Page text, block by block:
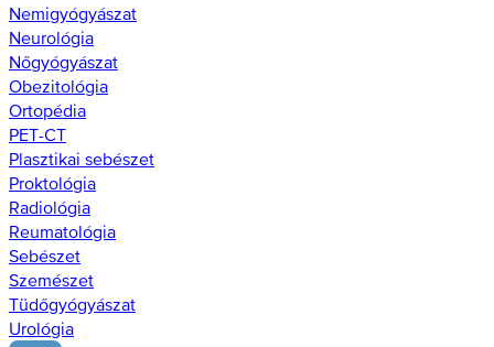
Nemigyógyászat
Neurológia
Nőgyógyászat
Obezitológia
Ortopédia
PET-CT
Plasztikai sebészet
Proktológia
Radiológia
Reumatológia
Sebészet
Szemészet
Tüdőgyógyászat
Urológia